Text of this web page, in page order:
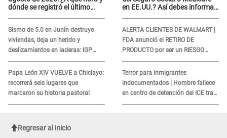
dónde se registró el último
Sismo de 5.0 en Junín destruye
viviendas, deja un herido y
deslizamientos en laderas: IGP
alerta sobre posibles réplicas
Papa León XIV VUELVE a Chiclayo:
recorrerá seis lugares que
marcaron su historia pastoral
en EE.UU.? Así debes informar
ALERTA CLIENTES DE WALMART |
FDA anunció el RETIRO DE
PRODUCTO por ser un RIESGO
MORTAL para consumidores: ¿Cuál
es?
Terror para inmigrantes
indocumentados | Hombre fallece
en centro de detención del ICE tras
sufrir una "emergencia médica"
Regresar al inicio